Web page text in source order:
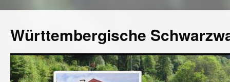
Württembergische